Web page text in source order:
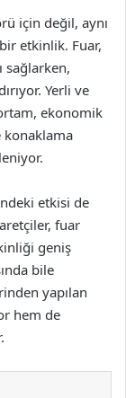
için değil, aynı
etkinlik. Fuar,
sağlarken,
Yerli ve
ekonomik
konaklama
etkisi de
fuar
geniş
bile
yapılan
hem de